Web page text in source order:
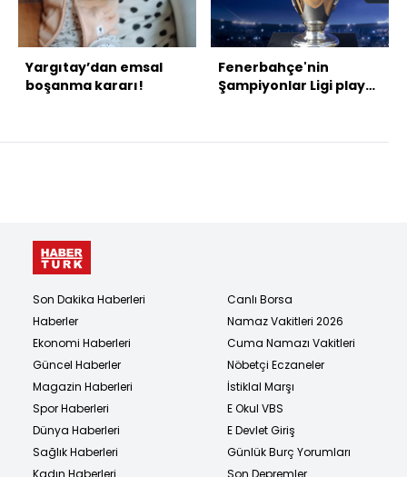
Yargıtay’dan emsal
boşanma kararı!
Fenerbahçe'nin
Şampiyonlar Ligi play-
Son Dakika Haberleri
Haberler
Ekonomi Haberleri
Güncel Haberler
Magazin Haberleri
Spor Haberleri
Dünya Haberleri
Sağlık Haberleri
Kadın Haberleri
Canlı Borsa
Namaz Vakitleri 2026
Cuma Namazı Vakitleri
Nöbetçi Eczaneler
İstiklal Marşı
E Okul VBS
E Devlet Giriş
Günlük Burç Yorumları
Son Depremler